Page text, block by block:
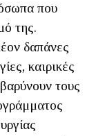
που
της.
δαπάνες
καιρικές
τους